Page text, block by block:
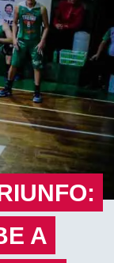
A